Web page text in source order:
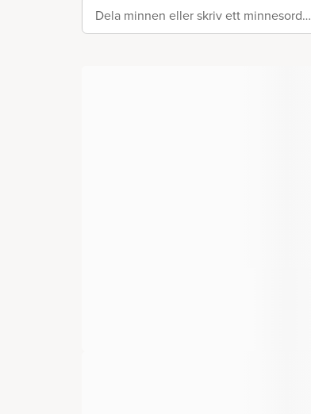
Dela minnen eller skriv ett minnesord…